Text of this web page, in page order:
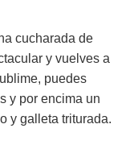
cucharada de
y vuelves a
puedes
y por encima un
y galleta triturada.